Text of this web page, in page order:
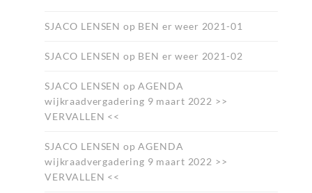
SJACO LENSEN op BEN er weer 2021-01
SJACO LENSEN op BEN er weer 2021-02
SJACO LENSEN opAGENDA
wijkraadvergadering 9 maart 2022 >>
VERVALLEN <<
SJACO LENSEN opAGENDA
wijkraadvergadering 9 maart 2022 >>
VERVALLEN <<